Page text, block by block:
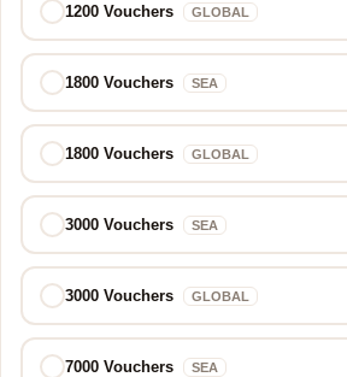
1200 Vouchers GLOBAL
1800 Vouchers SEA
1800 Vouchers GLOBAL
3000 Vouchers SEA
3000 Vouchers GLOBAL
7000 Vouchers SEA